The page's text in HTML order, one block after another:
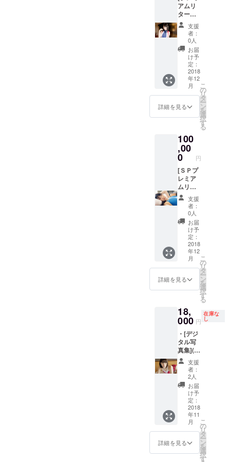
方の作
品とな
ります
・モデ
ルさん
からの
お礼の
メッ
セージ
ムー
ビー
→支援
者様の
装で
メッ
セージ
です ※
郵送発
送とな
りま
す。
本編に
収録し
きれな
かった
カット
＋ボー
ナス衣
装写真
ROM
＋撮影
オフ
ショッ
ト動画
らのお
礼の
メッ
セージ
ムー
ビー
→支援
者様の
お名前
入り、
撮影衣
装で
メッ
セージ
です ・
撮影に
使用し
た水
してい
る水着
使い放
題の撮
影(70
分) →
写真集
参加の
モデル
さんと
の撮影
になり
ます
→時間
内であ
れば衣
装は何
アムリ
ターン]
・[デジ
タル写
真集](サ
ンクス
クレ
ジット
入り) ・
本編に
収録し
きれな
かった
カット
＋ボー
装写真
ROM
＋撮影
オフ
ショッ
ト動画
ROM ・
モデル
さんか
らのお
礼の
メッ
セージ
ムー
ビー
→支援
者様の
お名前
入り、
撮影衣
メッ
セージ
です ・
撮影に
使用し
た水
着、当
方がス
トック
してい
る水着
使い放
題の撮
影(70
分) →
写真集
参加の
支援
者：
0人
お届
け予
定：
2018
年12
月
詳細を見る
こ
の
リ
タ
ー
ン
を
選
択
す
る
100
,00
0 円
[ＳＰプ
レミア
ムリ
ターン
最終日
復刻]全
てのリ
ターン
品が含
まれて
おりま
す ・[デ
ジタル
写真集]
(サンク
スクレ
入り) ＋
支援者
様の撮
影した
お気に
入り写
真の表
紙、数
枚～十
数枚の
写真を
写真集
に入れ
オリジ
ナル写
真集と
なりま
支援
者：
0人
お届
け予
定：
2018
年12
月
詳細を見る
こ
の
リ
タ
ー
ン
を
選
択
す
る
18,
000 円
在庫な
し
・[デジ
タル写
真集](サ
ンクス
クレ
ジット
入り) ・
ミニ
フォト
ブック
(撮影モ
デルさ
んから
のサン
クス
メッ
支援
者：
2人
お届
け予
定：
2018
年11
月
詳細を見る
こ
の
リ
タ
ー
ン
を
選
択
す